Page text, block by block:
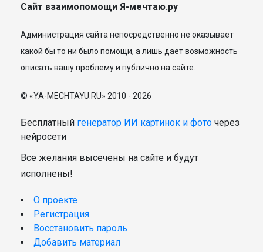
Сайт взаимопомощи Я-мечтаю.ру
Администрация сайта непосредственно не оказывает
какой бы то ни было помощи, а лишь дает возможность
описать вашу проблему и публично на сайте.
© «YA-MECHTAYU.RU» 2010 - 2026
Бесплатный генератор ИИ картинок и фото через
нейросети
Все желания высечены на сайте и будут
исполнены!
О проекте
Регистрация
Восстановить пароль
Добавить материал